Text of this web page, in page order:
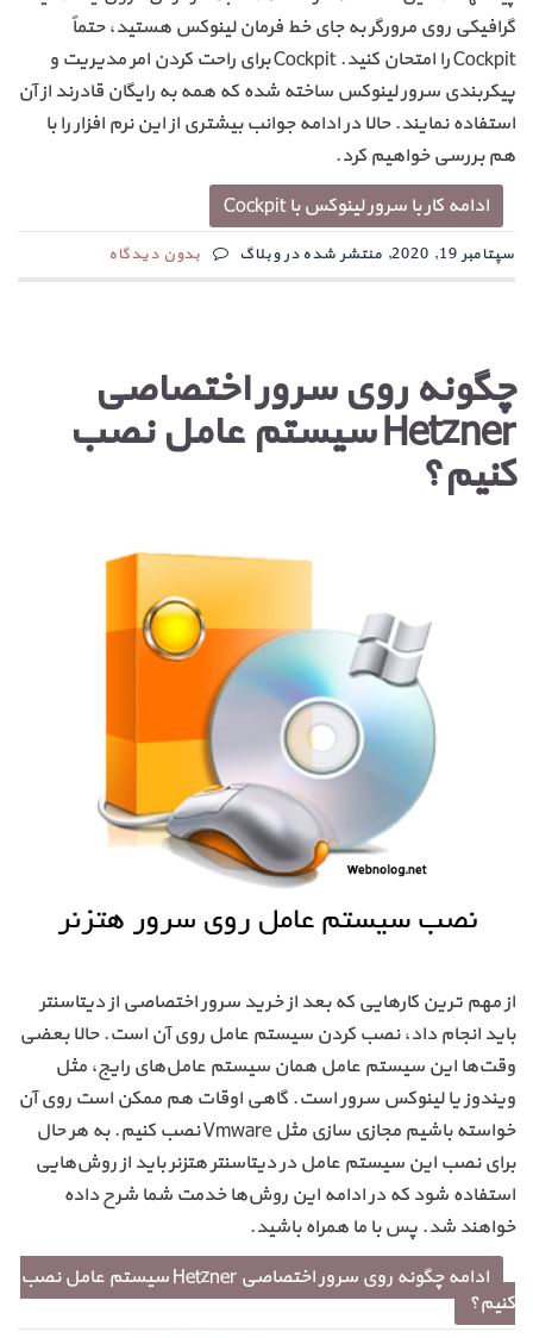
گرافیکی روی مرورگر به جای خط فرمان لینوکس هستید، حتماً
Cockpit را امتحان کنید. Cockpit برای راحت کردن امر مدیریت و
پیکربندی سرور لینوکس ساخته شده که همه به رایگان قادرند از آن
استفاده نمایند. حالا در ادامه جوانب بیشتری از این نرم افزار را با
هم بررسی خواهیم کرد.
ادامه کار با سرور لینوکس با Cockpit
سپتامبر 19, 2020, منتشر شده در وبلاگ بدون دیدگاه
چگونه روی سرور اختصاصی
Hetzner سیستم عامل نصب
کنیم؟
از مهم ترین کارهایی که بعد از خرید سرور اختصاصی از دیتاسنتر
باید انجام داد، نصب کردن سیستم عامل روی آن است. حالا بعضی
وقت‌ها این سیستم عامل همان سیستم عامل‌های رایج، مثل
ویندوز یا لینوکس سرور است. گاهی اوقات هم ممکن است روی آن
خواسته باشیم مجازی سازی مثل Vmware نصب کنیم. به هر حال
برای نصب این سیستم عامل در دیتاسنتر هتزنر باید از روش‌هایی
استفاده شود که در ادامه این روش‌ها خدمت شما شرح داده
خواهند شد. پس با ما همراه باشید.
ادامه چگونه روی سرور اختصاصی Hetzner سیستم عامل نصب
کنیم؟